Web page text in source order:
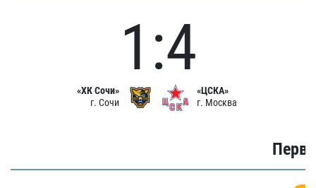
«ХК Сочи»
г. Сочи
1:4
«ЦСКА»
г. Москва